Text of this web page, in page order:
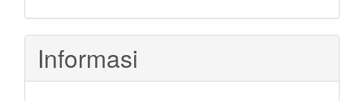
Informasi